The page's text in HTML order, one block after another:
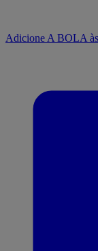
Adicione A BOLA